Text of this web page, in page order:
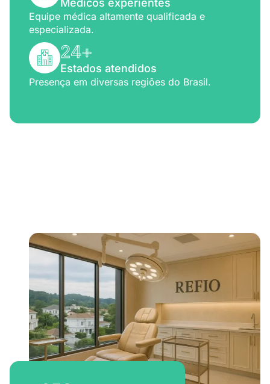
Médicos experientes
Equipe médica altamente qualificada e
especializada.
24+
Estados atendidos
Presença em diversas regiões do Brasil.